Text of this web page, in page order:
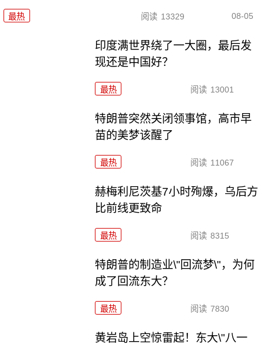
最热 阅读 13329 08-05
印度满世界绕了一大圈，最后发
现还是中国好？
最热 阅读 13001
特朗普突然关闭领事馆，高市早
苗的美梦该醒了
最热 阅读 11067
赫梅利尼茨基7小时殉爆，乌后方
比前线更致命
最热 阅读 8315
特朗普的制造业\"回流梦\"，为何
成了回流东大？
最热 阅读 7830
黄岩岛上空惊雷起！东大\"八一